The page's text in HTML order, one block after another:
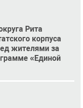
Рита
корпуса
жителями за
«Единой